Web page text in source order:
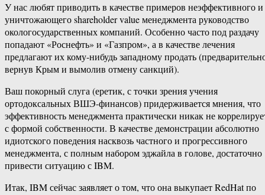
У нас любят приводить в качестве примеров неэффективного и
уничтожающего shareholder value менеджмента руководство
окологосударственных компаний. Особенно часто под раздачу
попадают «Роснефть» и «Газпром», а в качестве лечения
предлагают их кому-нибудь западному продать
вернув Крым и вымолив отмену санкций).
Ваш покорный слуга (еретик, с точки зрения учения
ортодоксальных ВШЭ-финансов) придерживается мнения, что
эффективность менеджмента практически никак не
с формой собственности. В качестве демонстрации абсолютно
идиотского поведения насквозь частного и прогрессивного
менеджмента, с полным набором эджайла в голове, достаточно
привести ситуацию с IBM.
Итак, IBM сейчас заявляет о том, что она выкупает RedHat по